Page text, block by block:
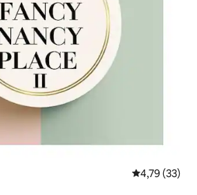
Prosečna
4,79 (33)